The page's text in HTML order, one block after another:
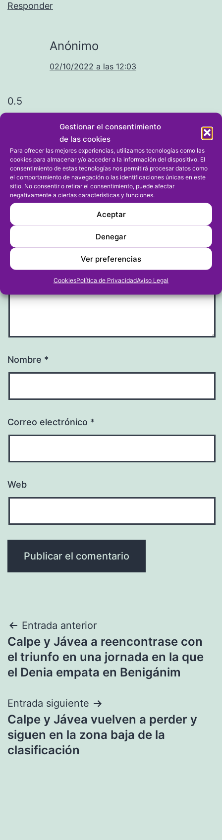
Gestionar el consentimiento
de las cookies
Para ofrecer las mejores experiencias, utilizamos tecnologías como las
cookies para almacenar y/o acceder a la información del dispositivo. El
consentimiento de estas tecnologías nos permitirá procesar datos como
el comportamiento de navegación o las identificaciones únicas en este
sitio. No consentir o retirar el consentimiento, puede afectar
negativamente a ciertas características y funciones.
Aceptar
Denegar
Ver preferencias
CookiesPolítica de PrivacidadAviso Legal
Responder
Anónimo
02/10/2022 a las 12:03
0.5
Dejar un comentario
Tu dirección de correo electrónico no será publicada.
Los campos obligatorios están marcados con
Nombre *
Correo electrónico *
Web
Navegación
de
entradas
Entrada anterior
Calpe y Jávea a reencontrase con
el triunfo en una jornada en la que
el Denia empata en Benigánim
Entrada siguiente
Calpe y Jávea vuelven a perder y
siguen en la zona baja de la
clasificación